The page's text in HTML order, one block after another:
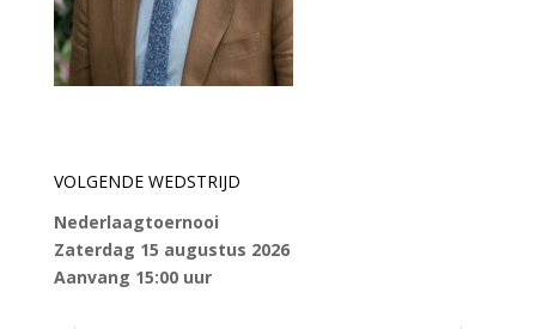
VOLGENDE WEDSTRIJD
Nederlaagtoernooi
Zaterdag 15 augustus 2026
Aanvang 15:00 uur